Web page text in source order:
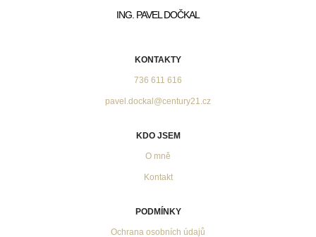
ING. PAVEL DOČKAL
KONTAKTY
736 611 616
pavel.dockal@century21.cz
KDO JSEM
O mně
Kontakt
PODMÍNKY
Ochrana osobních údajů